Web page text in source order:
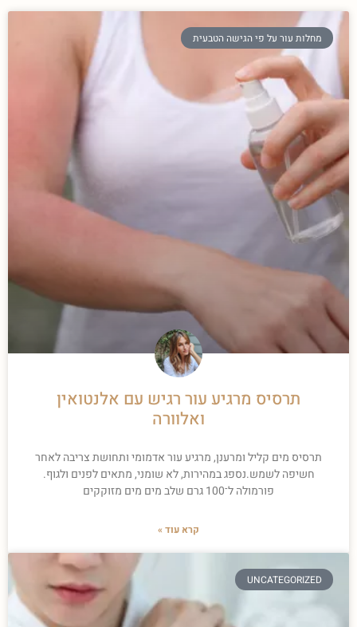
מחלות עור על פי הגישה הטבעית
תרסיס מרגיע עור רגיש עם אלנטואין
ואלוורה
תרסיס מים קליל ומרענן, מרגיע עור אדמומי ותחושת צריבה לאחר
חשיפה לשמש.נספג במהירות, לא שומני, מתאים לפנים ולגוף.
פורמולה ל־100 גרם שלב מים מים מזוקקים
קרא עוד »
UNCATEGORIZED